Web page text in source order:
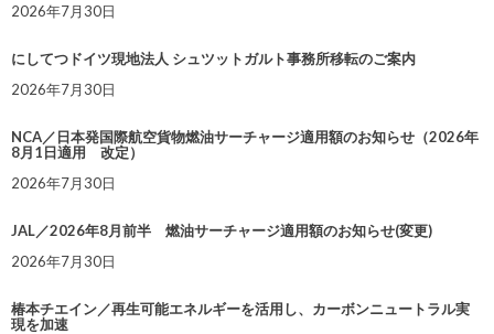
2026年7月30日
にしてつドイツ現地法人 シュツットガルト事務所移転のご案内
2026年7月30日
NCA／日本発国際航空貨物燃油サーチャージ適用額のお知らせ（2026年
8月1日適用 改定）
2026年7月30日
JAL／2026年8月前半 燃油サーチャージ適用額のお知らせ(変更)
2026年7月30日
椿本チエイン／再生可能エネルギーを活用し、カーボンニュートラル実
現を加速